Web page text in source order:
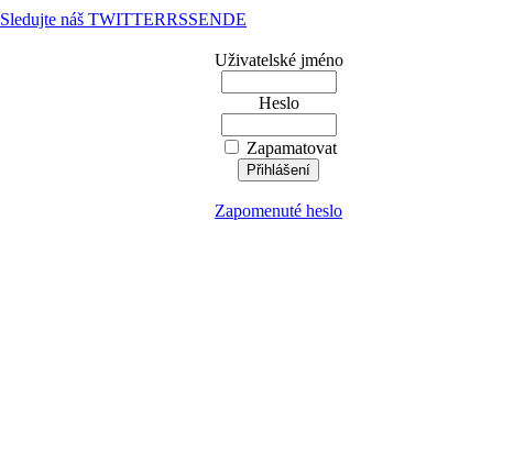
Sledujte náš TWITTERRSSENDE
Uživatelské jméno
Heslo
Zapamatovat
Zapomenuté heslo